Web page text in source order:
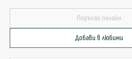
Поръчай онлайн
Добави в любими